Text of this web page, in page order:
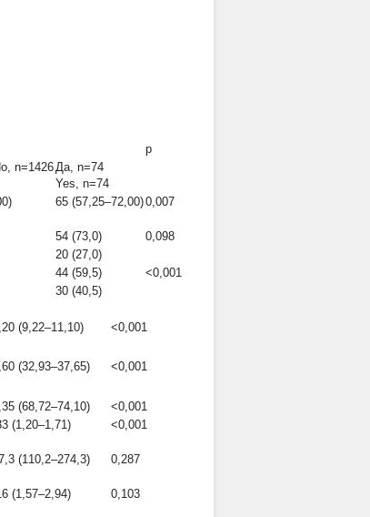
p
n=1426Да, n=74
Yes, n=74
65 (57,25–72,00)0,007
54 (73,0)
0,098
20 (27,0)
44 (59,5)
<0,001
30 (40,5)
(9,22–11,10) <0,001
(32,93–37,65) <0,001
(68,72–74,10)
<0,001
(1,20–1,71) <0,001
(110,2–274,3) 0,287
(1,57–2,94) 0,103